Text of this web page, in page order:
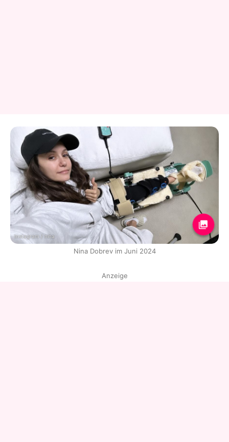
Instagram / nina
Nina Dobrev im Juni 2024
Anzeige